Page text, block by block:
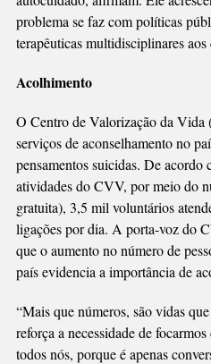
problema se faz com políticas
terapêuticas multidisciplinares aos
Acolhimento
O Centro de Valorização da
serviços de aconselhamento no
pensamentos suicidas. De
atividades do CVV, por meio do
gratuita), 3,5 mil voluntários
ligações por dia. A porta-voz do
que o aumento no número de
país evidencia a importância de
“Mais que números, são vidas
reforça a necessidade de
todos nós, porque é apenas